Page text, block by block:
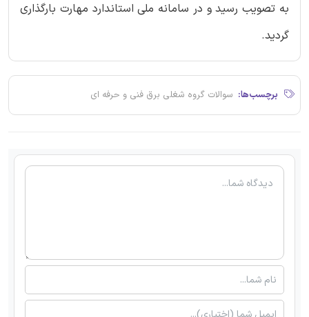
به تصویب رسید و در سامانه ملی استاندارد مهارت بارگذاری
گردید.
برچسب‌ها: سوالات گروه شغلی برق فنی و حرفه ای